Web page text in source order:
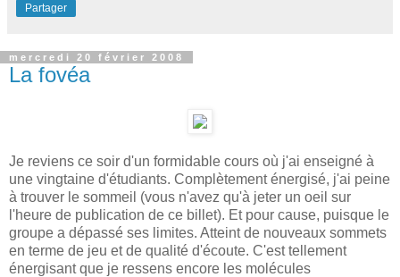
Partager
mercredi 20 février 2008
La fovéa
Je reviens ce soir d'un formidable cours où j'ai enseigné à
une vingtaine d'étudiants. Complètement énergisé, j'ai peine
à trouver le sommeil (vous n'avez qu'à jeter un oeil sur
l'heure de publication de ce billet). Et pour cause, puisque le
groupe a dépassé ses limites. Atteint de nouveaux sommets
en terme de jeu et de qualité d'écoute. C'est tellement
énergisant que je ressens encore les molécules